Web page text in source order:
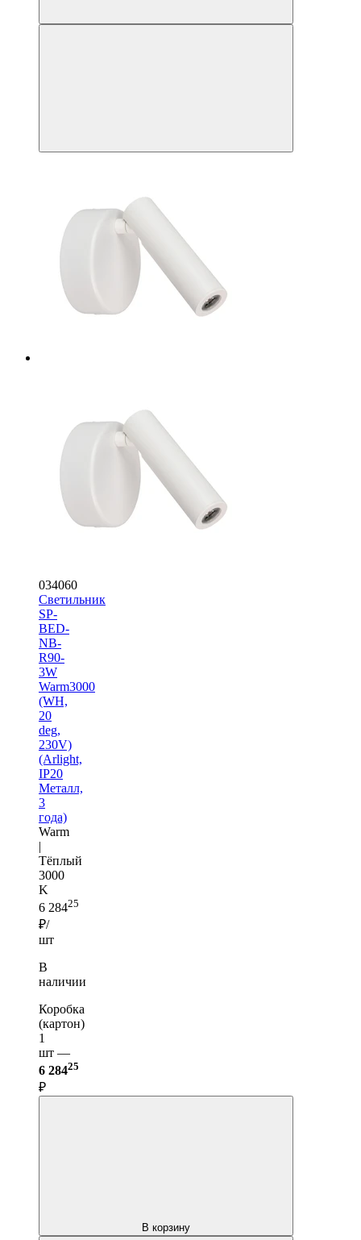
034060
Светильник
SP-
BED-
NB-
R90-
3W
Warm3000
(WH,
20
deg,
230V)
(Arlight,
IP20
Металл,
3
года)
Warm
|
Тёплый
3000
K
6 28425
₽/
шт
В
наличии
Коробка
(картон)
1
шт —
6 28425
₽
В корзину